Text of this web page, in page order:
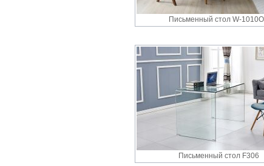
Письменный cтол W-
Письменный стол F306